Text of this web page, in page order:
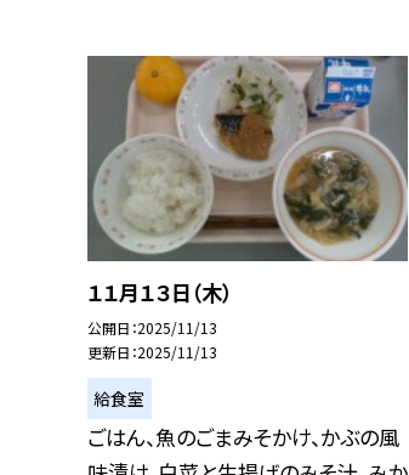
１１月１３日（木）
公開日 2025/11/13
更新日 2025/11/13
給食室
ごはん、魚のごまみそかけ、かぶの風